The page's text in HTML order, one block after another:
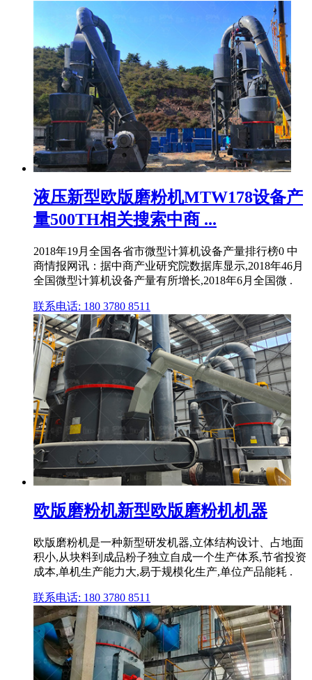
液压新型欧版磨粉机MTW178设备产
量500TH相关搜索中商 ...
2018年19月全国各省市微型计算机设备产量排行榜0 中
商情报网讯：据中商产业研究院数据库显示,2018年46月
全国微型计算机设备产量有所增长,2018年6月全国微 .
联系电话: 180 3780 8511
欧版磨粉机新型欧版磨粉机机器
欧版磨粉机是一种新型研发机器,立体结构设计、占地面
积小,从块料到成品粉子独立自成一个生产体系,节省投资
成本,单机生产能力大,易于规模化生产,单位产品能耗 .
联系电话: 180 3780 8511